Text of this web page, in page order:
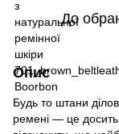
До
Опис
Будь то штани
ремені — це досить